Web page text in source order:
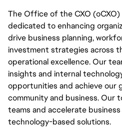
The Office of the CXO (oCXO)
dedicated to enhancing
drive business planning,
investment strategies across
operational excellence. Our
insights and internal
opportunities and achieve our
community and business. Our
teams and accelerate
technology-based solutions.